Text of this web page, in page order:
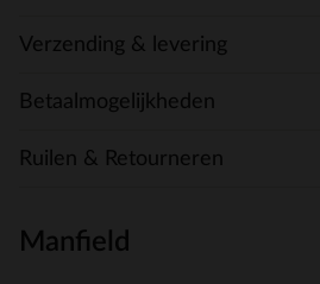
Verzending & levering
Betaalmogelijkheden
Ruilen & Retourneren
Manfield